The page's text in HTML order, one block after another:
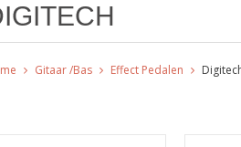
Gitaar /Bas Effect Pedalen